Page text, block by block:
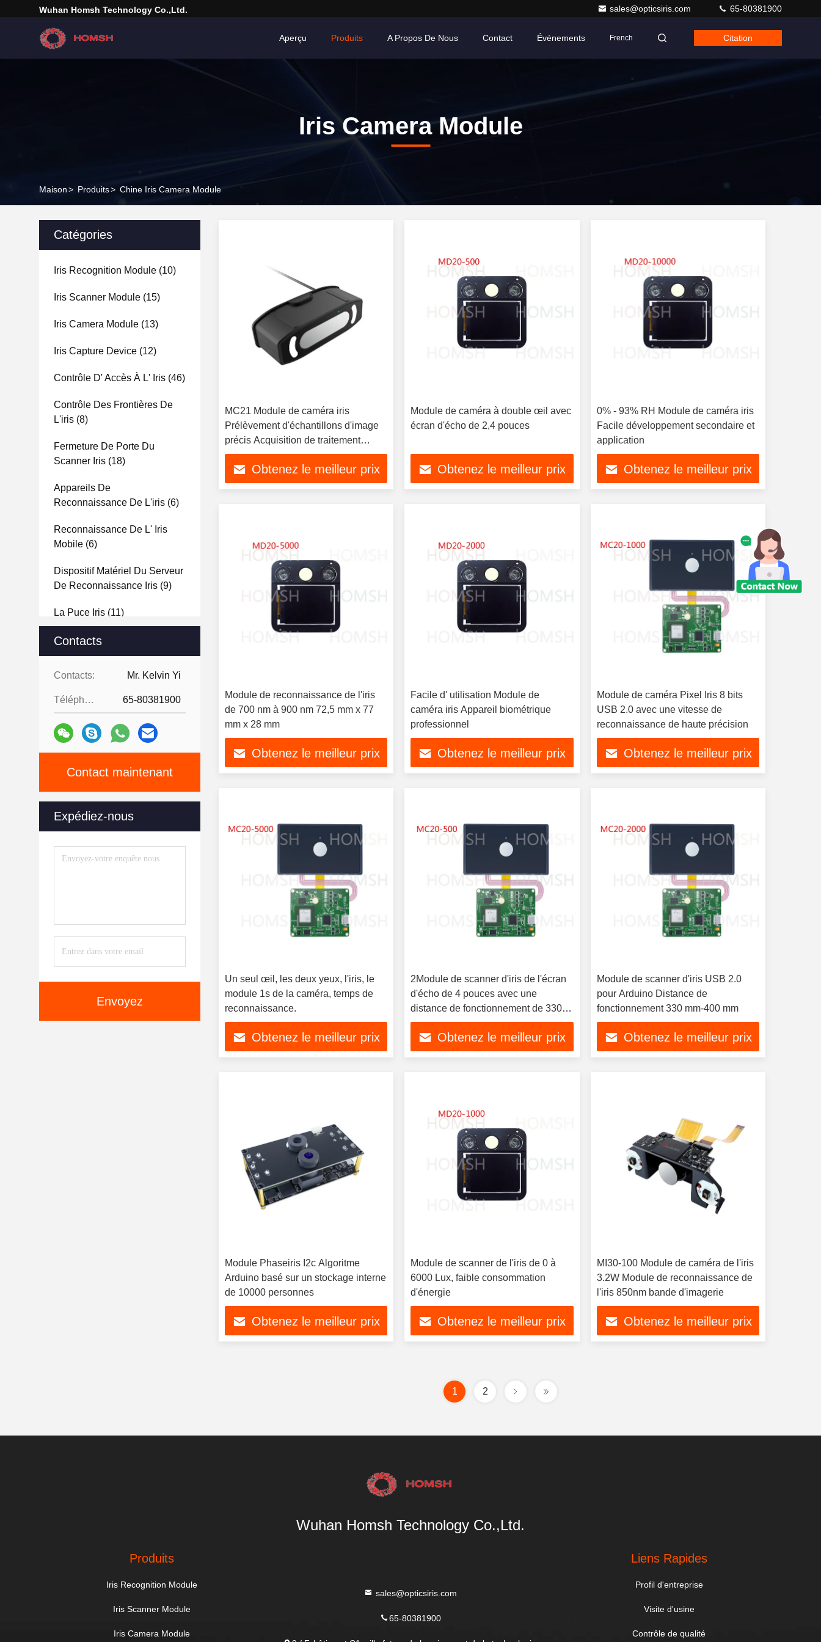
Wuhan Homsh Technology Co.,Ltd. sales@opticsiris.com 65-80381900
Aperçu Produits A Propos De Nous Contact Événements French Citation
Iris Camera Module
Maison> Produits> Chine Iris Camera Module
Catégories
Iris Recognition Module (10)
Iris Scanner Module (15)
Iris Camera Module (13)
Iris Capture Device (12)
Contrôle D' Accès À L' Iris (46)
Contrôle Des Frontières De
L'iris (8)
Fermeture De Porte Du
Scanner Iris (18)
Appareils De
Reconnaissance De L'iris (6)
Reconnaissance De L' Iris
Mobile (6)
Dispositif Matériel Du Serveur
De Reconnaissance Iris (9)
La Puce Iris (11)
Autres Produits Biométriques
(10)
Contacts
Contacts: Mr. Kelvin Yi
Téléphone: 65-80381900
Contact maintenant
Expédiez-nous
Envoyez
MC21 Module de caméra iris
Prélèvement d'échantillons d'image
précis Acquisition de traitement
rapide
Obtenez le meilleur prix
Module de caméra à double œil avec
écran d'écho de 2,4 pouces
Obtenez le meilleur prix
0% - 93% RH Module de caméra iris
Facile développement secondaire et
application
Obtenez le meilleur prix
Module de reconnaissance de l'iris
de 700 nm à 900 nm 72,5 mm x 77
mm x 28 mm
Obtenez le meilleur prix
Facile d' utilisation Module de
caméra iris Appareil biométrique
professionnel
Obtenez le meilleur prix
Module de caméra Pixel Iris 8 bits
USB 2.0 avec une vitesse de
reconnaissance de haute précision
Obtenez le meilleur prix
Un seul œil, les deux yeux, l'iris, le
module 1s de la caméra, temps de
reconnaissance.
Obtenez le meilleur prix
2Module de scanner d'iris de l'écran
d'écho de 4 pouces avec une
distance de fonctionnement de 330
mm à 400 mm
Obtenez le meilleur prix
Module de scanner d'iris USB 2.0
pour Arduino Distance de
fonctionnement 330 mm-400 mm
Obtenez le meilleur prix
Module Phaseiris I2c Algoritme
Arduino basé sur un stockage interne
de 10000 personnes
Obtenez le meilleur prix
Module de scanner de l'iris de 0 à
6000 Lux, faible consommation
d'énergie
Obtenez le meilleur prix
MI30-100 Module de caméra de l'iris
3.2W Module de reconnaissance de
l'iris 850nm bande d'imagerie
Obtenez le meilleur prix
1 2
Wuhan Homsh Technology Co.,Ltd.
Produits
Iris Recognition Module
Iris Scanner Module
Iris Camera Module
sales@opticsiris.com
65-80381900
Liens Rapides
Profil d'entreprise
Visite d'usine
Contrôle de qualité